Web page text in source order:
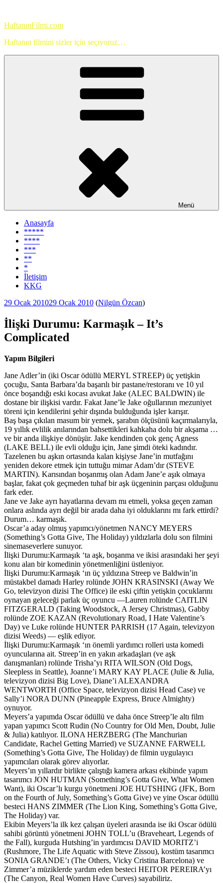
HaftanınFilmi.com
Haftanın filmini sizler için seçiyoruz…
Menü
Anasayfa
*****
****
***
**
*
İletişim
KKG
Yayım
29 Ocak 201029 Ocak 2010 (Nilgün Özcan)
İlişki Durumu: Karmaşık – It’s
Complicated
Yapım Bilgileri
Jane Adler’in (iki Oscar ödüllü MERYL STREEP) üç yetişkin
çocuğu, Santa Barbara’da başarılı bir pastane/restoranı ve 10 yıl
önce boşandığı eski kocası avukat Jake (ALEC BALDWIN) ile
dostane bir ilişkisi vardır. Fakat Jane’le Jake oğullarının mezuniyet
töreni için kendilerini şehir dışında bulduğunda işler karışır.
Baş başa çıkılan masum bir yemek, şarabın ölçüsünü kaçırmalarıyla,
19 yıllık evlilik anılarından bahsettikleri kahkaha dolu bir akşama …
ve bir anda ilişkiye dönüşür. Jake kendinden çok genç Agness
(LAKE BELL) ile evli olduğu için, Jane şimdi öteki kadındır.
Tazelenen bu aşkın ortasında kalan kişiyse Jane’in mutfağını
yeniden dekore etmek için tuttuğu mimar Adam’dır (STEVE
MARTIN). Karısından boşanmış olan Adam Jane’e aşık olmaya
başlar, fakat çok geçmeden tuhaf bir aşk üçgeninin parçası olduğunu
fark eder.
Jane ve Jake ayrı hayatlarına devam mı etmeli, yoksa geçen zaman
onlara aslında ayrı değil bir arada daha iyi olduklarını mı fark ettirdi?
Durum… karmaşık.
Oscar’a aday olmuş yapımcı/yönetmen NANCY MEYERS
(Something’s Gotta Give, The Holiday) yıldızlarla dolu son filmini
sinemaseverlere sunuyor.
İlişki Durumu:Karmaşık ‘ta aşk, boşanma ve ikisi arasındaki her şeyi
konu alan bir komedinin yönetmenliğini üstleniyor.
İlişki Durumu:Karmaşık ‘ın üç yıldızına Streep ve Baldwin’in
müstakbel damadı Harley rolünde JOHN KRASINSKI (Away We
Go, televizyon dizisi The Office) ile eski çiftin yetişkin çocuklarını
oynayan geleceği parlak üç oyuncu —Lauren rolünde CAITLIN
FITZGERALD (Taking Woodstock, A Jersey Christmas), Gabby
rolünde ZOE KAZAN (Revolutionary Road, I Hate Valentine’s
Day) ve Luke rolünde HUNTER PARRISH (17 Again, televizyon
dizisi Weeds) — eşlik ediyor.
İlişki Durumu:Karmaşık ‘ın önemli yardımcı rolleri usta komedi
oyuncularına ait. Streep’in en yakın arkadaşları (ve aşk
danışmanları) rolünde Trisha’yı RITA WILSON (Old Dogs,
Sleepless in Seattle), Joanne’i MARY KAY PLACE (Julie & Julia,
televizyon dizisi Big Love), Diane’i ALEXANDRA
WENTWORTH (Office Space, televizyon dizisi Head Case) ve
Sally’i NORA DUNN (Pineapple Express, Bruce Almighty)
oynuyor.
Meyers’a yapımda Oscar ödüllü ve daha önce Streep’le altı film
yapan yapımcı Scott Rudin (No Country for Old Men, Doubt, Julie
& Julia) katılıyor. ILONA HERZBERG (The Manchurian
Candidate, Rachel Getting Married) ve SUZANNE FARWELL
(Something’s Gotta Give, The Holiday) de filmin uygulayıcı
yapımcıları olarak görev alıyorlar.
Meyers’ın yıllardır birlikte çalıştığı kamera arkası ekibinde yapım
tasarımcı JON HUTMAN (Something’s Gotta Give, What Women
Want), iki Oscar’lı kurgu yönetmeni JOE HUTSHING (JFK, Born
on the Fourth of July, Something’s Gotta Give) ve yine Oscar ödüllü
besteci HANS ZIMMER (The Lion King, Something’s Gotta Give,
The Holiday) var.
Ekibin Meyers’la ilk kez çalışan üyeleri arasında ise iki Oscar ödülü
sahibi görüntü yönetmeni JOHN TOLL’u (Braveheart, Legends of
the Fall), kurguda Hutshing’in yardımcısı DAVID MORITZ’i
(Rushmore, The Life Aquatic with Steve Zissou), kostüm tasarımcı
SONIA GRANDE’ı (The Others, Vicky Cristina Barcelona) ve
Zimmer’a müziklerde yardım eden besteci HEITOR PEREIRA’yı
(The Canyon, Real Women Have Curves) sayabiliriz.